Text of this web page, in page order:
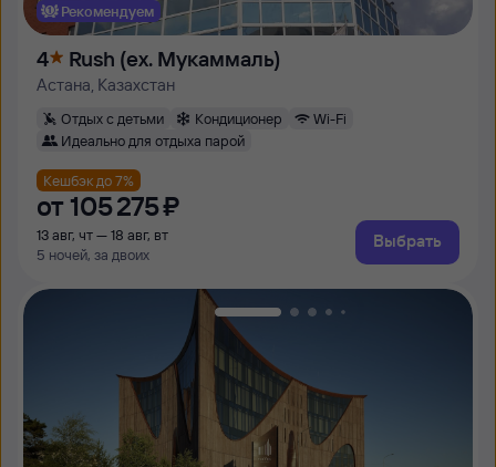
Рекомендуем
4 Rush (ex. Мукаммаль)
Астана, Казахстан
Отдых с детьми Кондиционер
Wi-Fi
Идеально для отдыха парой
Кешбэк до 7%
от 105 ⁠275 ⁠₽
13 авг, чт — 18 авг, вт
5 ночей, за двоих
Выбрать